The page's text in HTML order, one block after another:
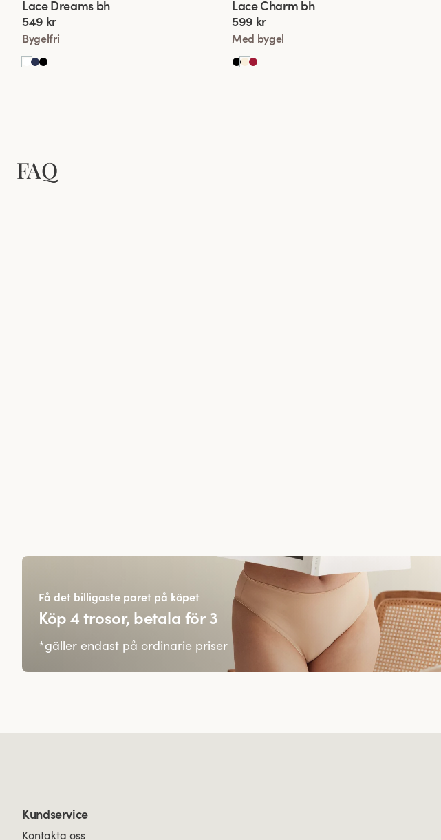
Extra bred rygg
Lace Dreams bh
549 kr
Bygelfri
Ny produkt
Lace Charm bh
599 kr
Med bygel
FAQ
Få det billigaste paret på köpet
Köp 4 trosor, betala för 3
*gäller endast på ordinarie priser
Kundservice
Kontakta oss